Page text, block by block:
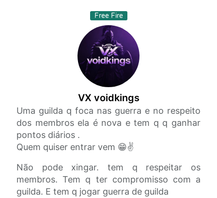
Free Fire
VX voidkings
Uma guilda q foca nas guerra e no respeito
dos membros ela é nova e tem q q ganhar
pontos diários .
Quem quiser entrar vem 😁✌️
Não pode xingar. tem q respeitar os
membros. Tem q ter compromisso com a
guilda. E tem q jogar guerra de guilda